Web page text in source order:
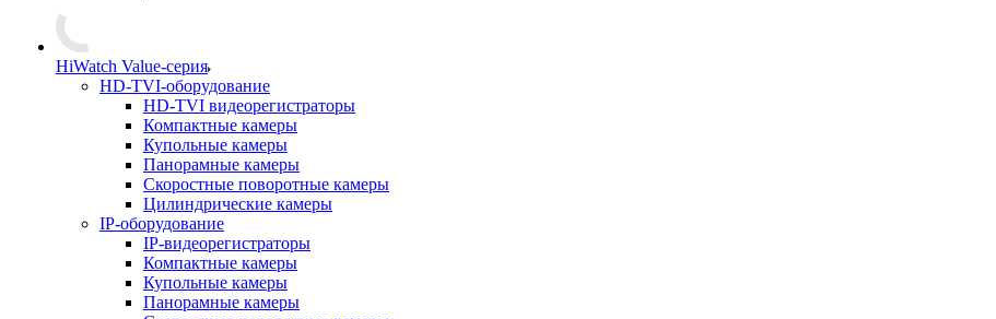
HiWatch Value-серия
HD-TVI-оборудование
HD-TVI видеорегистраторы
Компактные камеры
Купольные камеры
Панорамные камеры
Скоростные поворотные камеры
Цилиндрические камеры
IP-оборудование
IP-видеорегистраторы
Компактные камеры
Купольные камеры
Панорамные камеры